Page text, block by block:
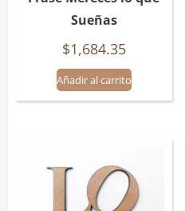
Sueñas
$1,684.35
Añadir al carrito